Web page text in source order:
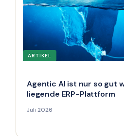
ARTIKEL
Agentic AI ist nur so gut
liegende ERP-Plattform
Juli 2026